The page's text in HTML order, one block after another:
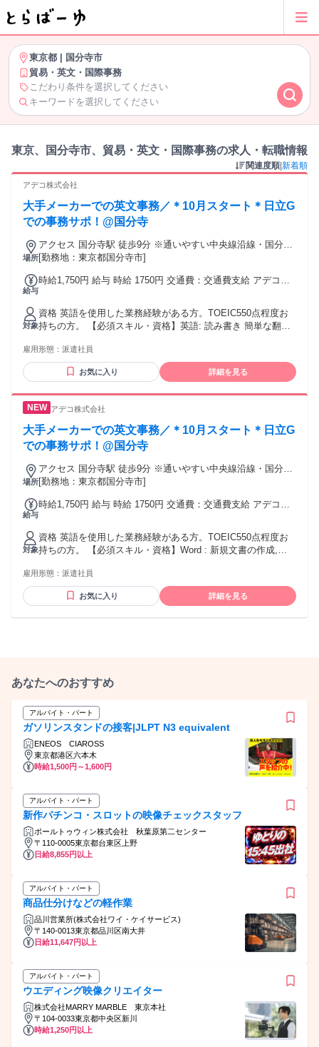
東京都
国分寺市
貿易・英文・国際事務
こだわり条件を選択してください
キーワードを選択してください
東京、国分寺市、貿易・英文・国際事務の求人・転職情報
関連度順 新着順
アデコ株式会社
大手メーカーでの英文事務／＊10月スタート＊日立G
での事務サポ！@国分寺
場所
アクセス 国分寺駅 徒歩9分 ※通いやすい中央線沿線・国分寺
エリアです。
[勤務地：東京都国分寺市]
給与
時給1,750円 給与 時給 1750円 交通費：交通費支給 アデコ規
対象
資格 英語を使用した業務経験がある方。TOEIC550点程度お
持ちの方。 【必須スキル・資格】英語: 読み書き 簡単な翻訳
の作成, Excel : SUM･AVERAGE関数、四則演算, 英語: 会話
簡単な日常会話（挨拶・電話の取次ぎ）, Word : 新規文書の作
雇用形態： 派遣社員
お気に入り 詳細を見る
アデコ株式会社
大手メーカーでの英文事務／＊10月スタート＊日立G
での事務サポ！@国分寺
場所
アクセス 国分寺駅 徒歩9分 ※通いやすい中央線沿線・国分寺
エリアです。
[勤務地：東京都国分寺市]
給与
時給1,750円 給与 時給 1750円 交通費：交通費支給 アデコ規
対象
資格 英語を使用した業務経験がある方。TOEIC550点程度お
持ちの方。 【必須スキル・資格】Word : 新規文書の作成,
ライドの作成, 英語: 会話 簡単な日常会話（挨拶・電話の取次
ぎ）, 英語: 読み書き 簡単な翻訳や雛形なしのメールや資料の
雇用形態： 派遣社員
お気に入り 詳細を見る
あなたへのおすすめ
アルバイト・パート
ガソリンスタンドの接客|JLPT N3 equivalent
ENEOS CIAROSS
東京都港区六本木
時給1,500円～1,600円
アルバイト・パート
新作パチンコ・スロットの映像チェックスタッフ
ポールトゥウィン株式会社 秋葉原第二センター
〒110-0005東京都台東区上野
日給8,855円以上
アルバイト・パート
商品仕分けなどの軽作業
品川営業所(株式会社ワイ・ケイサービス)
〒140-0013東京都品川区南大井
日給11,647円以上
アルバイト・パート
ウエディング映像クリエイター
株式会社MARRY MARBLE 東京本社
〒104-0033東京都中央区新川
時給1,250円以上